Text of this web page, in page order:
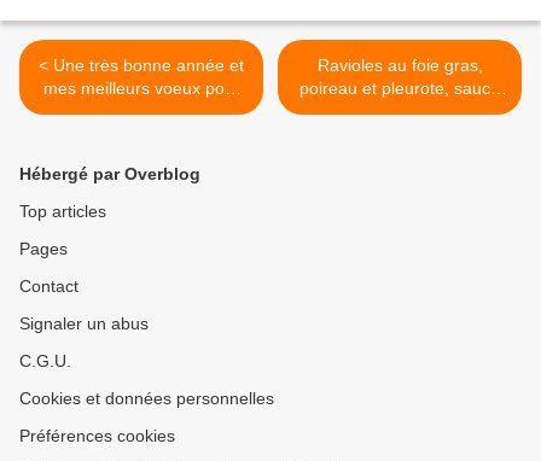
< Une très bonne année et
mes meilleurs voeux pour
l'année 2012 !
Ravioles au foie gras,
poireau et pleurote, sauce
au vert de poireau.. >
Hébergé par Overblog
Top articles
Pages
Contact
Signaler un abus
C.G.U.
Cookies et données personnelles
Préférences cookies